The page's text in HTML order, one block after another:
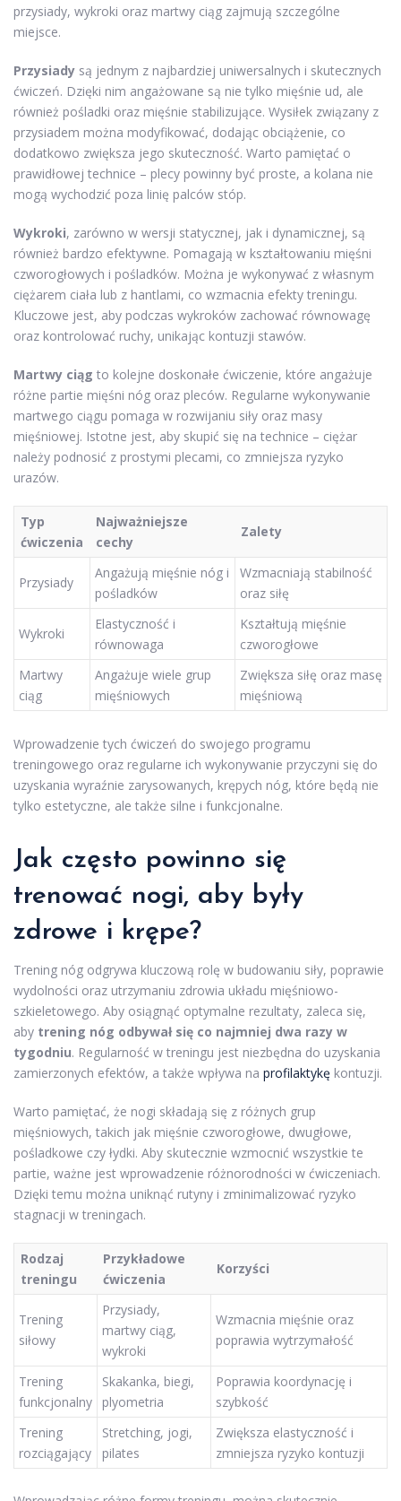
przysiady, wykroki oraz martwy ciąg zajmują szczególne
miejsce.
Przysiady są jednym z najbardziej uniwersalnych i skutecznych
ćwiczeń. Dzięki nim angażowane są nie tylko mięśnie ud, ale
również pośladki oraz mięśnie stabilizujące. Wysiłek związany z
przysiadem można modyfikować, dodając obciążenie, co
dodatkowo zwiększa jego skuteczność. Warto pamiętać o
prawidłowej technice – plecy powinny być proste, a kolana nie
mogą wychodzić poza linię palców stóp.
Wykroki, zarówno w wersji statycznej, jak i dynamicznej, są
również bardzo efektywne. Pomagają w kształtowaniu mięśni
czworogłowych i pośladków. Można je wykonywać z własnym
ciężarem ciała lub z hantlami, co wzmacnia efekty treningu.
Kluczowe jest, aby podczas wykroków zachować równowagę
oraz kontrolować ruchy, unikając kontuzji stawów.
Martwy ciąg to kolejne doskonałe ćwiczenie, które angażuje
różne partie mięśni nóg oraz pleców. Regularne wykonywanie
martwego ciągu pomaga w rozwijaniu siły oraz masy
mięśniowej. Istotne jest, aby skupić się na technice – ciężar
należy podnosić z prostymi plecami, co zmniejsza ryzyko
urazów.
Typ
ćwiczenia
Najważniejsze
cechy
Zalety
Przysiady
Angażują mięśnie nóg i
pośladków
Wzmacniają stabilność
oraz siłę
Wykroki
Elastyczność i
równowaga
Kształtują mięśnie
czworogłowe
Martwy
ciąg
Angażuje wiele grup
mięśniowych
Zwiększa siłę oraz masę
mięśniową
Wprowadzenie tych ćwiczeń do swojego programu
treningowego oraz regularne ich wykonywanie przyczyni się do
uzyskania wyraźnie zarysowanych, krępych nóg, które będą nie
tylko estetyczne, ale także silne i funkcjonalne.
Jak często powinno się
trenować nogi, aby były
zdrowe i krępe?
Trening nóg odgrywa kluczową rolę w budowaniu siły, poprawie
wydolności oraz utrzymaniu zdrowia układu mięśniowo-
szkieletowego. Aby osiągnąć optymalne rezultaty, zaleca się,
aby trening nóg odbywał się co najmniej dwa razy w
tygodniu. Regularność w treningu jest niezbędna do uzyskania
zamierzonych efektów, a także wpływa na profilaktykę kontuzji.
Warto pamiętać, że nogi składają się z różnych grup
mięśniowych, takich jak mięśnie czworogłowe, dwugłowe,
pośladkowe czy łydki. Aby skutecznie wzmocnić wszystkie te
partie, ważne jest wprowadzenie różnorodności w ćwiczeniach.
Dzięki temu można uniknąć rutyny i zminimalizować ryzyko
stagnacji w treningach.
Rodzaj
treningu
Przykładowe
ćwiczenia
Korzyści
Trening
siłowy
Przysiady,
martwy ciąg,
wykroki
Wzmacnia mięśnie oraz
poprawia wytrzymałość
Trening
funkcjonalny
Skakanka, biegi,
plyometria
Poprawia koordynację i
szybkość
Trening
rozciągający
Stretching, jogi,
pilates
Zwiększa elastyczność i
zmniejsza ryzyko kontuzji